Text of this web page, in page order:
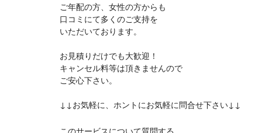
ご年配の方、女性の方からも
口コミにて多くのご支持を
いただいております。
お見積りだけでも大歓迎！
キャンセル料等は頂きませんので
ご安心下さい。
↓↓お気軽に、ホントにお気軽に問合せ下さい↓↓
このサービスについて質問する